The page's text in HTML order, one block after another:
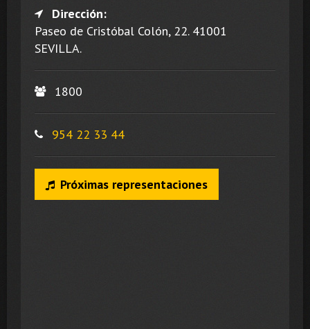
Dirección:
Paseo de Cristóbal Colón, 22. 41001
SEVILLA.
1800
954 22 33 44
Próximas representaciones